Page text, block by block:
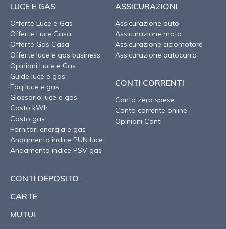
LUCE E GAS
Offerte Luce e Gas
Offerte Luce Casa
Offerte Gas Casa
Offerte luce e gas business
Opinioni Luce e Gas
Guide luce e gas
Faq luce e gas
Glossario luce e gas
Costo kWh
Costo gas
Fornitori energia e gas
Andamento indice PUN luce
Andamento indice PSV gas
ASSICURAZIONI
Assicurazione auto
Assicurazione moto
Assicurazione ciclomotore
Assicurazione autocarro
CONTI CORRENTI
Conto zero spese
Conto corrente online
Opinioni Conti
CONTI DEPOSITO
CARTE
MUTUI